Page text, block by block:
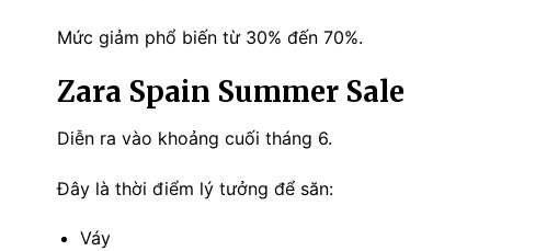
Mức giảm phổ biến từ 30% đến 70%.
Zara Spain Summer Sale
Diễn ra vào khoảng cuối tháng 6.
Đây là thời điểm lý tưởng để săn:
Váy